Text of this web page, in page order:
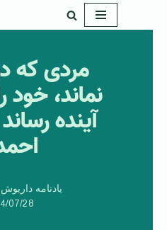
مردی که
نماند، خود
آینده
یادنامه
07/28